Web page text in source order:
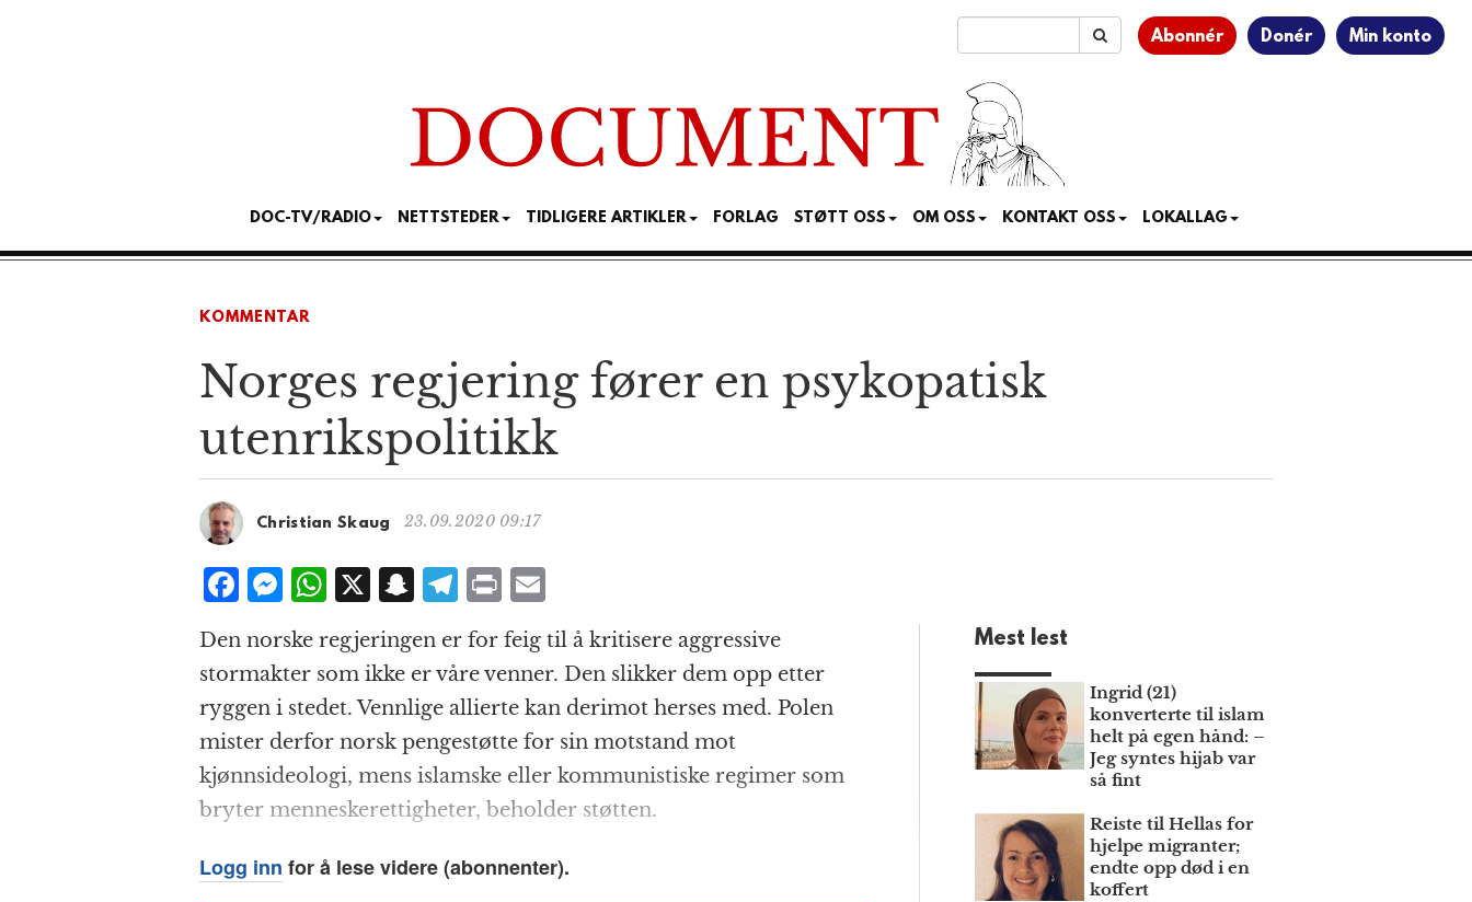
Abonnér Donér Min konto
DOC-TV/RADIO NETTSTEDER TIDLIGERE ARTIKLER FORLAG STØTT OSS OM OSS KONTAKT OSS LOKALLAG
KOMMENTAR
Norges regjering fører en psykopatisk
utenrikspolitikk
Christian Skaug 23.09.2020 09:17
F
c
e
b
o
o
k
M
e
ss
e
n
g
e
r
W
at
s
A
p
p
X S
a
p
c
h
at
T
el
e
g
r
a
m
P
ri
n
t
m
ai
l
Den norske regjeringen er for feig til å kritisere aggressive
stormakter som ikke er våre venner. Den slikker dem opp etter
ryggen i stedet. Vennlige allierte kan derimot herses med. Polen
mister derfor norsk pengestøtte for sin motstand mot
kjønnsideologi, mens islamske eller kommunistiske regimer som
bryter menneskerettigheter, beholder støtten.
Logg inn for å lese videre (abonnenter).
Mest lest
Ingrid (21)
konverterte til islam
helt på egen hånd: –
Jeg syntes hijab var
så fint
Reiste til Hellas for
hjelpe migranter;
endte opp død i en
koffert